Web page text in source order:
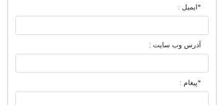
*ایمیل :
آدرس وب سایت :
*پیغام :